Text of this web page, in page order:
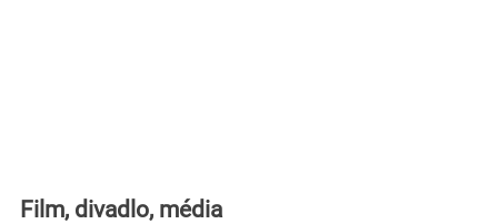
Film, divadlo, média